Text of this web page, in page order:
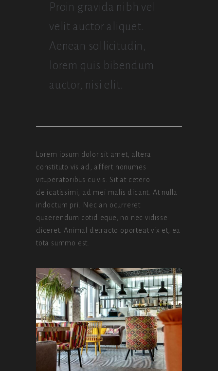
Proin gravida nibh vel
velit auctor aliquet.
Aenean sollicitudin,
lorem quis bibendum
auctor, nisi elit.
Lorem ipsum dolor sit amet, altera
constituto vis ad, affert nonumes
vituperatoribus cu vis. Sit at cetero
delicatissimi, ad mei malis dicant. At nulla
indoctum pri. Nec an ocurreret
quaerendum cotidieque, no nec vidisse
diceret. Animal detracto oporteat vix et, ea
tota summo est.